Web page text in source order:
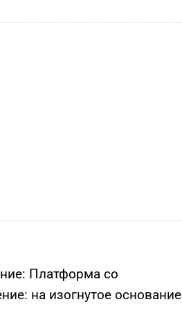
Платформа со
на изогнутое основание